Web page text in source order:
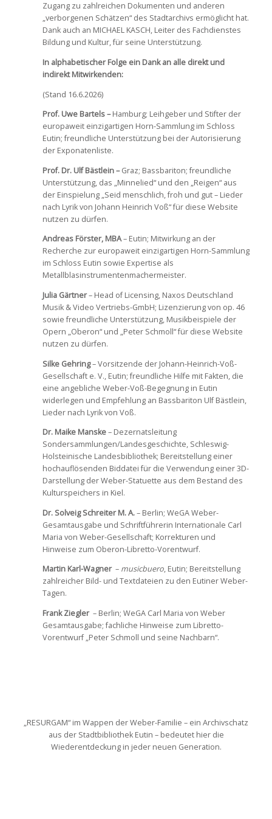
Zugang zu zahlreichen Dokumenten und anderen
„verborgenen Schätzen“ des Stadtarchivs ermöglicht hat.
Dank auch an MICHAEL KASCH, Leiter des Fachdienstes
Bildung und Kultur, für seine Unterstützung.
In alphabetischer Folge ein Dank an alle direkt und
indirekt Mitwirkenden:
(Stand 16.6.2026)
Prof. Uwe Bartels –Hamburg; Leihgeber und Stifter der
europaweit einzigartigen Horn-Sammlung im Schloss
Eutin; freundliche Unterstützung bei der Autorisierung
der Exponatenliste.
Prof. Dr. Ulf Bästlein –Graz; Bassbariton; freundliche
Unterstützung, das „Minnelied“ und den „Reigen“ aus
der Einspielung „Seid menschlich, froh und gut – Lieder
nach Lyrik von Johann Heinrich Voß“ für diese Website
nutzen zu dürfen.
Andreas Förster, MBA– Eutin; Mitwirkung an der
Recherche zur europaweit einzigartigen Horn-Sammlung
im Schloss Eutin sowie Expertise als
Metallblasinstrumentenmachermeister.
Julia Gärtner– Head of Licensing, Naxos Deutschland
Musik & Video Vertriebs-GmbH; Lizenzierung von op. 46
sowie freundliche Unterstützung, Musikbeispiele der
Opern „Oberon“ und „Peter Schmoll“ für diese Website
nutzen zu dürfen.
Silke Gehring– Vorsitzende der Johann-Heinrich-Voß-
Gesellschaft e. V., Eutin; freundliche Hilfe mit Fakten, die
eine angebliche Weber-Voß-Begegnung in Eutin
widerlegen und Empfehlung an Bassbariton Ulf Bästlein,
Lieder nach Lyrik von Voß.
Dr. Maike Manske– Dezernatsleitung
Sondersammlungen/Landesgeschichte, Schleswig-
Holsteinische Landesbibliothek; Bereitstellung einer
hochauflösenden Biddatei für die Verwendung einer 3D-
Darstellung der Weber-Statuette aus dem Bestand des
Kulturspeichers in Kiel.
Dr. Solveig Schreiter M. A.– Berlin; WeGA Weber-
Gesamtausgabe und Schriftführerin Internationale Carl
Maria von Weber-Gesellschaft; Korrekturen und
Hinweise zum Oberon-Libretto-Vorentwurf.
Martin Karl-Wagner – musicbuero, Eutin; Bereitstellung
zahlreicher Bild- und Textdateien zu den Eutiner Weber-
Tagen.
Frank Ziegler– Berlin; WeGA Carl Maria von Weber
Gesamtausgabe; fachliche Hinweise zum Libretto-
Vorentwurf „Peter Schmoll und seine Nachbarn“.
„RESURGAM“ im Wappen der Weber-Familie – ein Archivschatz
aus der Stadtbibliothek Eutin – bedeutet hier die
Wiederentdeckung in jeder neuen Generation.